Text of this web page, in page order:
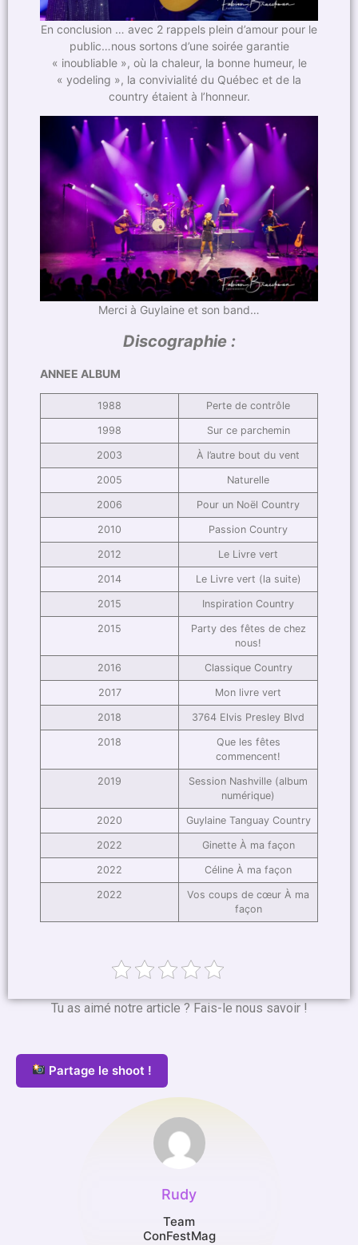
En conclusion … avec 2 rappels plein d’amour pour le
public…nous sortons d’une soirée garantie
« inoubliable », où la chaleur, la bonne humeur, le
« yodeling », la convivialité du Québec et de la
country étaient à l’honneur.
Merci à Guylaine et son band…
Discographie :
ANNEE ALBUM
1988 Perte de contrôle
1998 Sur ce parchemin
2003 À l’autre bout du vent
2005 Naturelle
2006 Pour un Noël Country
2010 Passion Country
2012 Le Livre vert
2014 Le Livre vert (la suite)
2015 Inspiration Country
2015
Party des fêtes de chez
nous!
2016 Classique Country
2017 Mon livre vert
2018 3764 Elvis Presley Blvd
2018
Que les fêtes
commencent!
2019
Session Nashville (album
numérique)
2020 Guylaine Tanguay Country
2022 Ginette À ma façon
2022 Céline À ma façon
2022
Vos coups de cœur À ma
façon
Tu as aimé notre article ? Fais-le nous savoir !
Partage le shoot !
Rudy
Team
ConFestMag